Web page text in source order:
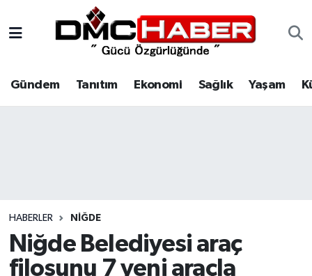
Gündem Tanıtım Ekonomi Sağlık Yaşam
HABERLER NIĞDE
Niğde Belediyesi araç
filosunu 7 yeni araçla
Tanıtım
Spor
Nöbetçi Eczaneler
Hava Durumu
Haber Arşivi